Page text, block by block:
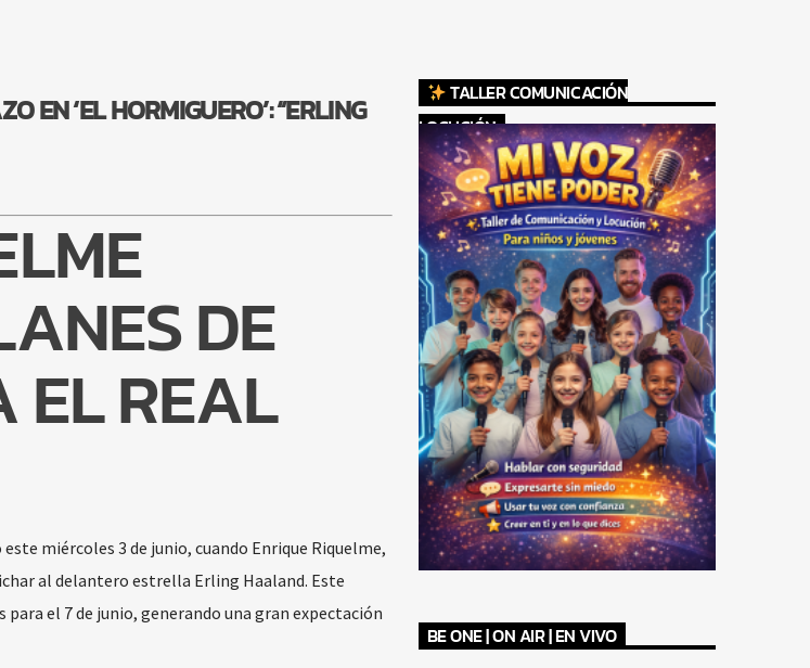
EN ‘EL HORMIGUERO’: “ERLING
DE
EL REAL
miércoles 3 de junio, cuando Enrique Riquelme,
al delantero estrella Erling Haaland. Este
el 7 de junio, generando una gran expectación
TALLER COMUNICACIÓN
LOCUCIÓN
BE ONE | ON AIR | EN VIVO